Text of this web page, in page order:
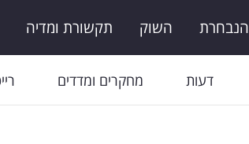
הנבחרת השוק תקשורת ומדיה
דעות מחקרים ומדדים